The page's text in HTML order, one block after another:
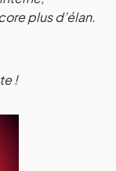
plus d’élan.
!